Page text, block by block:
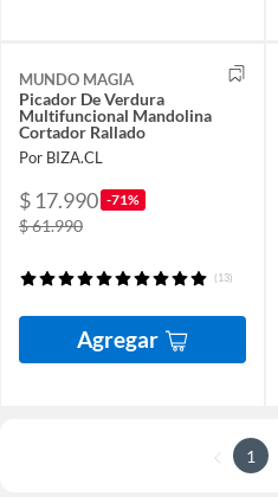
MUNDO MAGIA
Picador De Verdura
Multifuncional Mandolina
Cortador Rallado
Por BIZA.CL
$ 17.990 -71%
$ 61.990
(13)
Agregar
1